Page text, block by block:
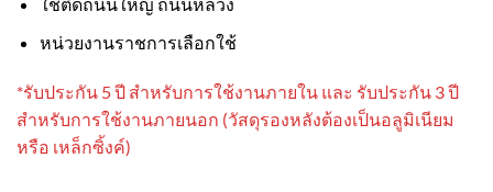
หน่วยงานราชการเลือกใช้
*รับประกัน 5 ปี สําหรับการใช้งานภายใน และ รับประกัน 3 ปี
สําหรับการใช้งานภายนอก (วัสดุรองหลังต้องเป็นอลูมิเนียม
หรือ เหล็กซิ้งค์)